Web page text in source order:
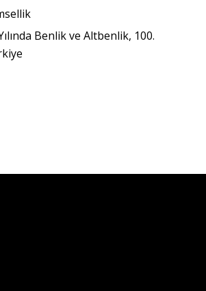
Benlik ve Altbenlik, 100.